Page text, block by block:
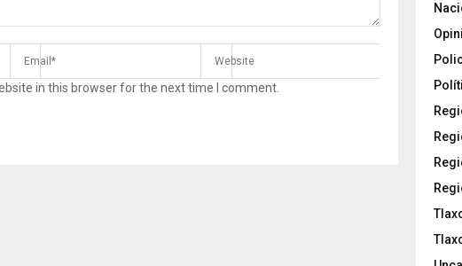
in this browser for the next time I comment.